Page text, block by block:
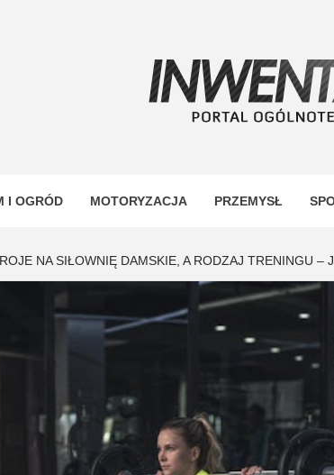
I OGRÓD MOTORYZACJA PRZEMYSŁ
NA SIŁOWNIĘ DAMSKIE, A RODZAJ TRENINGU –